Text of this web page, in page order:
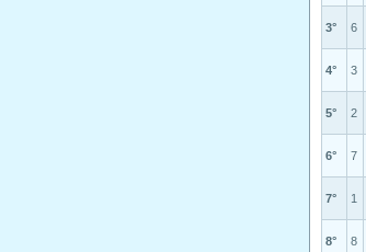
3° 6
4° 3
5° 2
6° 7
7° 1
8° 8